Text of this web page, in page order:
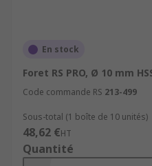
En stock
Foret RS PRO, Ø 10 mm
Code commande RS 213-499
Sous-total (1 boîte de 10 unités)
48,62 €HT
Quantité